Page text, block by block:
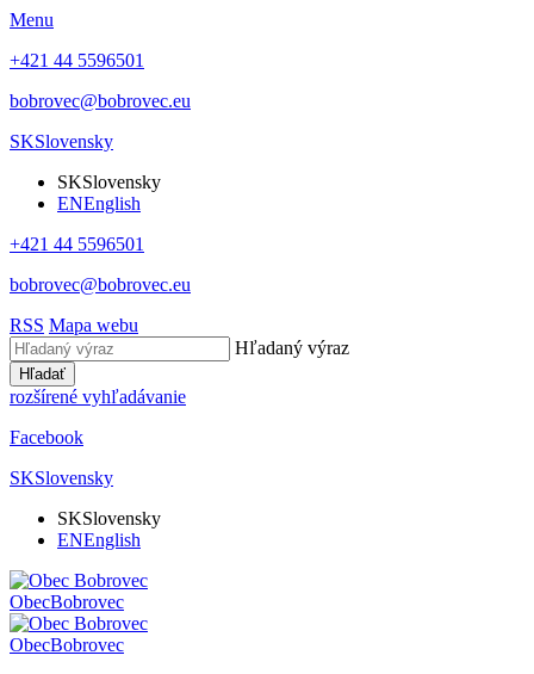
Menu
+421 44 5596501
bobrovec@bobrovec.eu
SKSlovensky
SKSlovensky
ENEnglish
+421 44 5596501
bobrovec@bobrovec.eu
RSS Mapa webu
Hľadaný výraz
Hľadať
rozšírené vyhľadávanie
Facebook
SKSlovensky
SKSlovensky
ENEnglish
ObecBobrovec
ObecBobrovec